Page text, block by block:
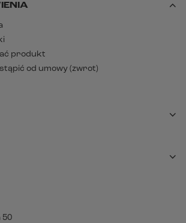
produkt
od umowy (zwrot)
50